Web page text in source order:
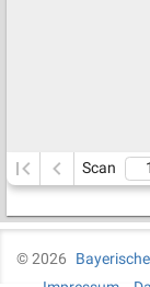
Scan
©2026